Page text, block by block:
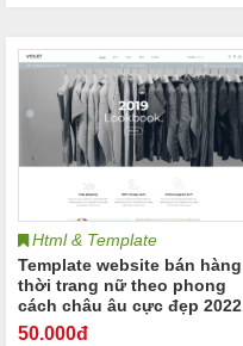
Html & Template
Template website bán hàng
thời trang nữ theo phong
cách châu âu cực đẹp 2022
50.000đ